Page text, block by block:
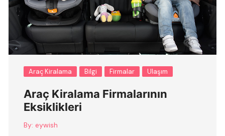
Araç Kiralama Bilgi Firmalar Ulaşım
Araç Kiralama Firmalarının
Eksiklikleri
By: eywish